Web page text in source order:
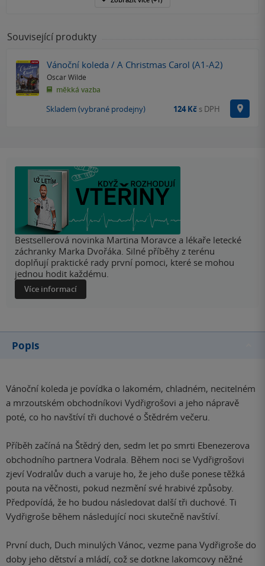
Související produkty
Vánoční koleda / A Christmas Carol (A1-A2)
Oscar Wilde
měkká vazba
Skladem (vybrané prodejny) 124 Kč s DPH
Bestsellerová novinka Martina Moravce a lékaře letecké
záchranky Marka Dvořáka. Silné příběhy z terénu
doplňují praktické rady první pomoci, které se mohou
jednou hodit každému.
Více informací
Popis
Vánoční koleda je povídka o lakomém, chladném, necitelném
a mrzoutském obchodníkovi Vydřigrošovi a jeho nápravě
poté, co ho navštíví tři duchové o Štědrém večeru.
Příběh začíná na Štědrý den, sedm let po smrti Ebenezerova
obchodního partnera Vodrala. Během noci se Vydřigrošovi
zjeví Vodralův duch a varuje ho, že jeho duše ponese těžká
pouta na věčnosti, pokud nezmění své hrabivé způsoby.
Předpovídá, že ho budou následovat další tři duchové. Ti
Vydřigroše během následující noci skutečně navštíví.
První duch, Duch minulých Vánoc, vezme pana Vydřigroše do
doby jeho dětství a mládí, což se dotkne lakomcovy něžné